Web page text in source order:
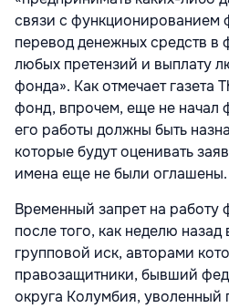
связи с функционированием
перевод денежных средств в
любых претензий и выплату
фонда». Как отмечает газета
фонд, впрочем, еще не начал
его работы должны быть
которые будут оценивать
имена еще не были оглашены.
Временный запрет на работу
после того, как неделю назад
групповой иск, авторами
правозащитники, бывший
округа Колумбия, уволенный